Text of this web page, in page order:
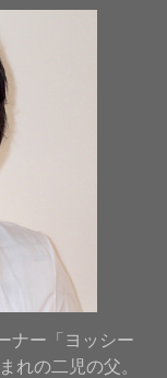
ナー「ヨッシー
れの二児の父。